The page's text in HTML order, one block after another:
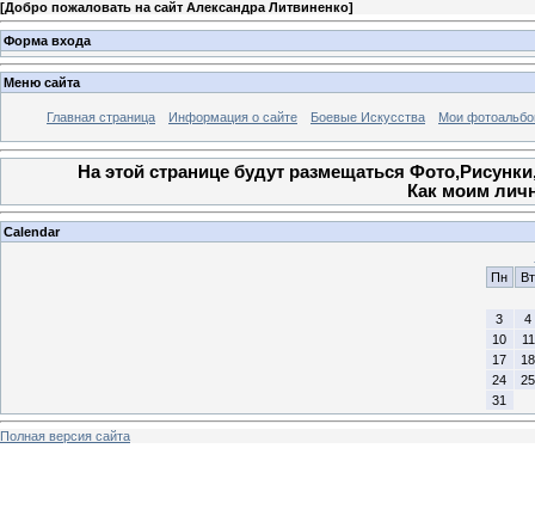
[Добро пожаловать на сайт Александра Литвиненко]
Форма входа
Меню сайта
Главная страница Информация о сайте Боевые Искусства Мои
На этой странице будут размещаться
Как моим
Calendar
Пн
Вт
3
4
10
11
17
18
24
25
31
Полная версия сайта